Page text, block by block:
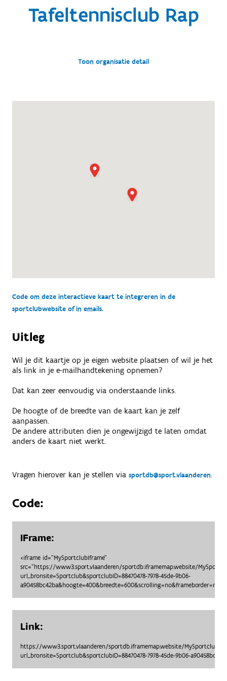
Tafeltennisclub Rap
Toon organisatie detail
Code om deze interactieve kaart te integreren in de
sportclubwebsite of in emails.
Uitleg
Wil je dit kaartje op je eigen website plaatsen of wil je het
als link in je e-mailhandtekening opnemen?
Dat kan zeer eenvoudig via onderstaande links.
De hoogte of de breedte van de kaart kan je zelf
aanpassen.
De andere attributen dien je ongewijzigd te laten omdat
anders de kaart niet werkt.
Vragen hierover kan je stellen via sportdb@sport.vlaanderen.
Code:
IFrame:
<iframe id="MySportclubIframe"
src="https://www3.sport.vlaanderen/sportdb.iframemap.website/
url_bronsite=Sportclub&sportclubID=88470478-7978-45de-9b06-
Link:
https://www3.sport.vlaanderen/sportdb.iframemap.website/
url_bronsite=Sportclub&sportclubID=88470478-7978-45de-9b06-